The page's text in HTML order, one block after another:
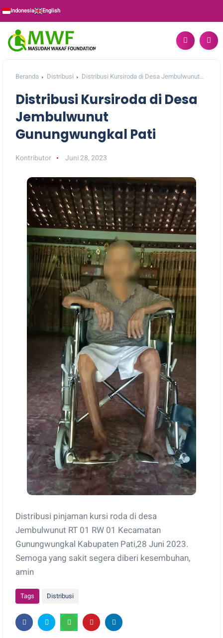
Indonesia English
Beranda Distribusi
Distribusi Kursiroda di Desa Jembulwunut
Distribusi Kursiroda di Desa
Jembulwunut
Gunungwungkal Pati
Kontributor Juni 28, 2023
Distribusi pinjaman kursi roda di desa
Jembulwunut RT 01 RW 01 Kecamatan
Gunungwungkal Kabupaten Pati,28 Juni 2023.
Semoga yang sakit segera diberi kesembuhan,
amin
Tags Distribusi